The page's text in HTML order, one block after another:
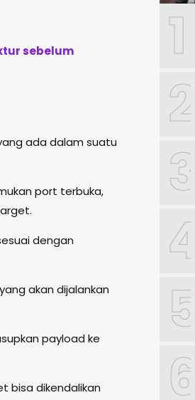
sebelum
ada dalam suatu
port terbuka,
dengan
akan dijalankan
payload ke
bisa dikendalikan
1
2
3
4
5
6